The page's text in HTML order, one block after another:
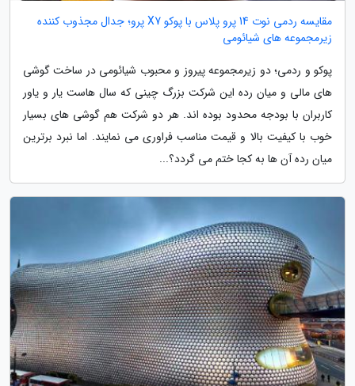
مقایسه ردمی نوت 14 پرو پلاس با پوکو X7 پرو؛ جدال مجذوب کننده
زیرمجموعه های شیائومی
پوکو و ردمی؛ دو زیرمجموعه پیروز و محبوب شیائومی در ساخت گوشی
های مالی و میان رده این شرکت بزرگ چینی که سال هاست یار و یاور
کاربران با بودجه محدود بوده اند. هر دو شرکت هم گوشی های بسیار
خوب با کیفیت بالا و قیمت مناسب فراوری می نمایند. اما نبرد برترین
میان رده آن ها به کجا ختم می گردد؟...